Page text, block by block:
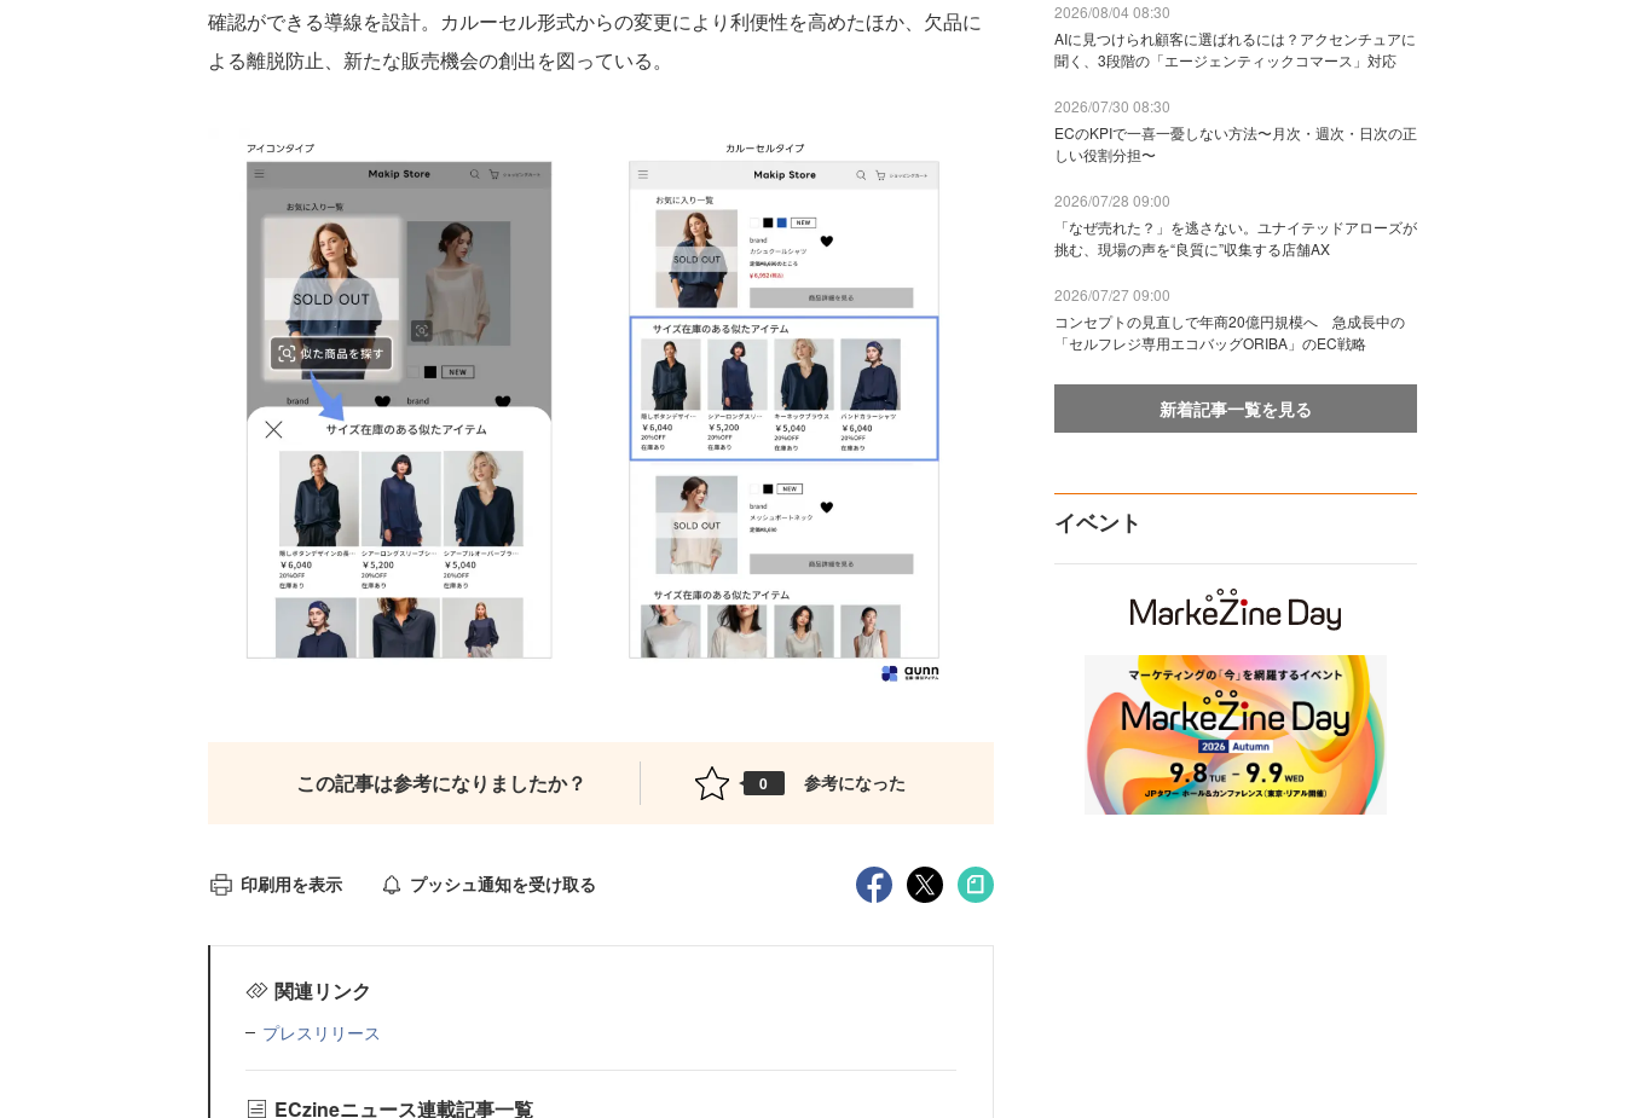
確認ができる導線を設計。カルーセル形式からの変更により利便性を高めたほか、欠品に
よる離脱防止、新たな販売機会の創出を図っている。
この記事は参考になりましたか？ 0 参考になった
印刷用を表示 プッシュ通知を受け取る
関連リンク
プレスリリース
ECzineニュース連載記事一覧
2026/08/04 08:30
AIに見つけられ顧客に選ばれるには？アクセンチュアに
聞く、3段階の「エージェンティックコマース」対応
2026/07/30 08:30
ECのKPIで一喜一憂しない方法〜月次・週次・日次の正
しい役割分担〜
2026/07/28 09:00
「なぜ売れた？」を逃さない。ユナイテッドアローズが
挑む、現場の声を“良質に”収集する店舗AX
2026/07/27 09:00
コンセプトの見直しで年商20億円規模へ 急成長中の
「セルフレジ専用エコバッグORIBA」のEC戦略
新着記事一覧を見る
イベント